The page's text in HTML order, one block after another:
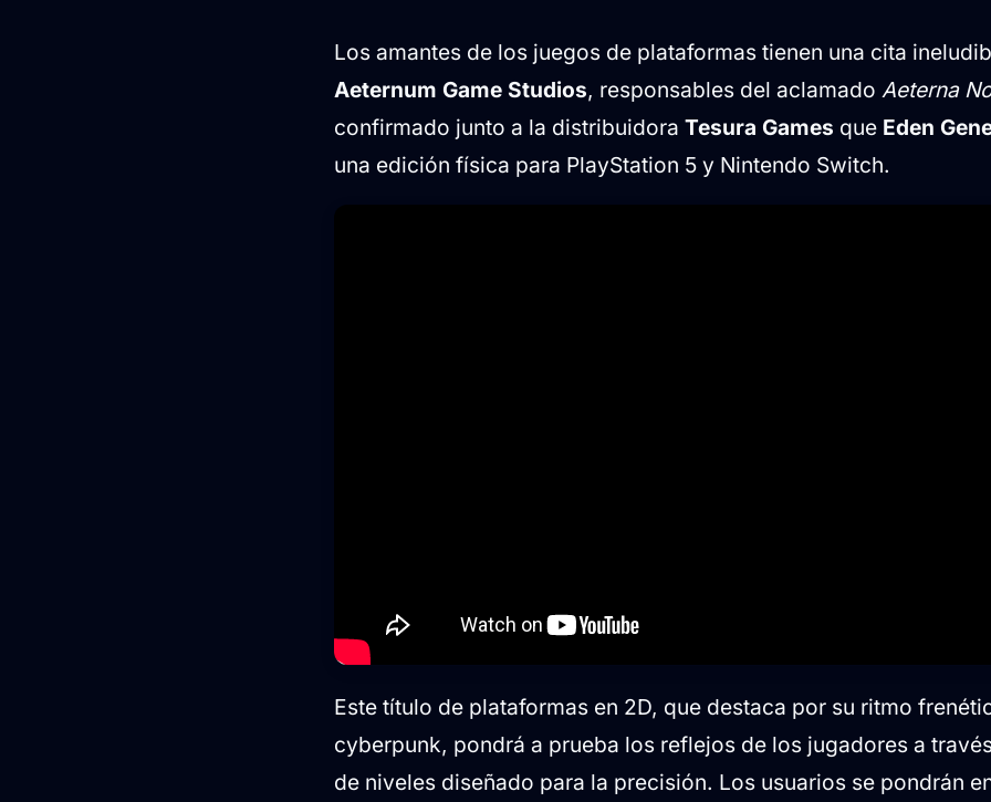
Los amantes de los juegos de plataformas tienen una cita
Aeternum Game Studios, responsables del aclamado Aeterna
confirmado junto a la distribuidora Tesura Games que Eden
una edición física para PlayStation 5 y Nintendo Switch.
Este título de plataformas en 2D, que destaca por su ritmo
cyberpunk, pondrá a prueba los reflejos de los jugadores a
de niveles diseñado para la precisión. Los usuarios se pondrán